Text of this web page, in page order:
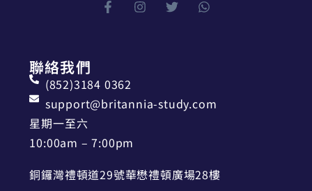
聯絡我們
(852)3184 0362
support@britannia-study.com
星期一至六
10:00am – 7:00pm
銅鑼灣禮頓道29號華懋禮頓廣場28樓